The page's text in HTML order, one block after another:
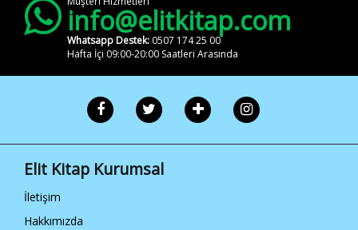
Teslimat
Gizlilik ve
Güvenlik
Sipariş
Hakkımızda
Elit Kitap
Sosyal
Medya
info@elitkitap.com
Whatsapp Destek: 0507 174 25 00
Hafta İçi 09:00-20:00 Saatleri Arasında
Elit Kitap Kurumsal
İletişim
Hakkımızda